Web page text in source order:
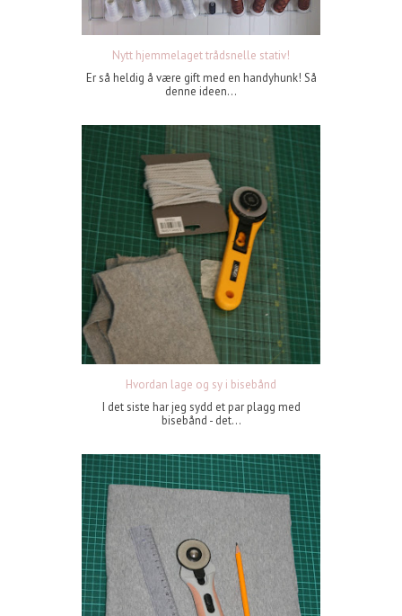
Nytt hjemmelaget trådsnelle stativ!
Er så heldig å være gift med en handyhunk! Så
denne ideen...
Hvordan lage og sy i bisebånd
I det siste har jeg sydd et par plagg med
bisebånd - det...